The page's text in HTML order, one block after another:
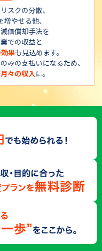
スクの分散、
やせる他、
価償却手法を
での収益と
果も見込めます。
みの支払いになるため、
々の収入 に。